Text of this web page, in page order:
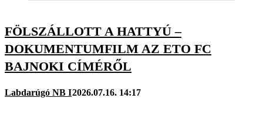
FÖLSZÁLLOTT A HATTYÚ –
DOKUMENTUMFILM AZ ETO FC
BAJNOKI CÍMÉRŐL
Labdarúgó NB I2026.07.16. 14:17